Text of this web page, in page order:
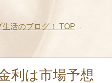
活のブログ！
TOP
利は市場予想